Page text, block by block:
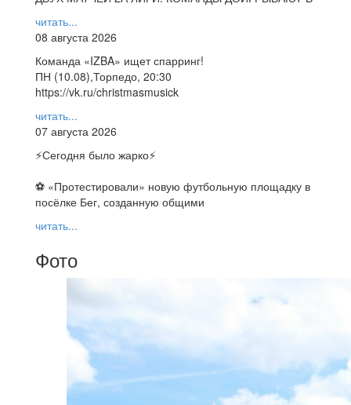
читать...
08 августа 2026
Команда «IZBA» ищет спарринг!
ПН (10.08),Торпедо, 20:30
https://vk.ru/christmasmusick
читать...
07 августа 2026
⚡️Сегодня было жарко⚡️
⚽ ️«Протестировали» новую футбольную площадку в
посёлке Бег, созданную общими
читать...
Фото